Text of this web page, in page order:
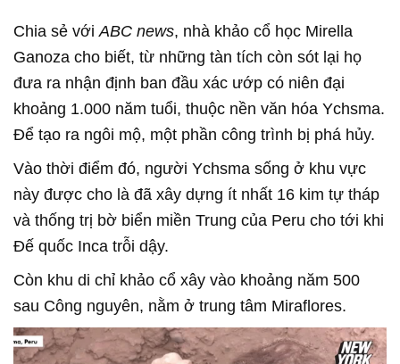
Chia sẻ vớiABC news, nhà khảo cổ học Mirella
Ganoza cho biết, từ những tàn tích còn sót lại họ
đưa ra nhận định ban đầu xác ướp có niên đại
khoảng 1.000 năm tuổi, thuộc nền văn hóa Ychsma.
Để tạo ra ngôi mộ, một phần công trình bị phá hủy.
Vào thời điểm đó, người Ychsma sống ở khu vực
này được cho là đã xây dựng ít nhất 16 kim tự tháp
và thống trị bờ biển miền Trung của Peru cho tới khi
Đế quốc Inca trỗi dậy.
Còn khu di chỉ khảo cổ xây vào khoảng năm 500
sau Công nguyên, nằm ở trung tâm Miraflores.